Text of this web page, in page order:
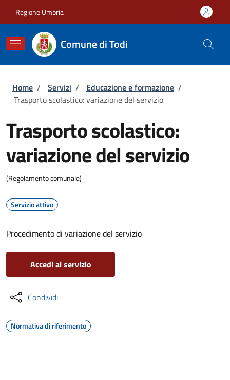
Regione Umbria
Comune di Todi
Briciole di pane
Home / Servizi / Educazione e formazione /
Trasporto scolastico: variazione del servizio
Trasporto scolastico:
variazione del servizio
(Regolamento comunale)
Servizio attivo
Procedimento di variazione del servizio
Accedi al servizio
Condividi
Normativa di riferimento